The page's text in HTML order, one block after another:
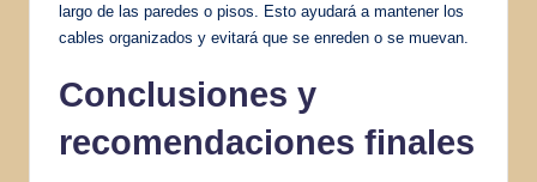
largo de las paredes o pisos. Esto ayudará a mantener los
cables organizados y evitará que se enreden o se muevan.
Conclusiones y
recomendaciones finales